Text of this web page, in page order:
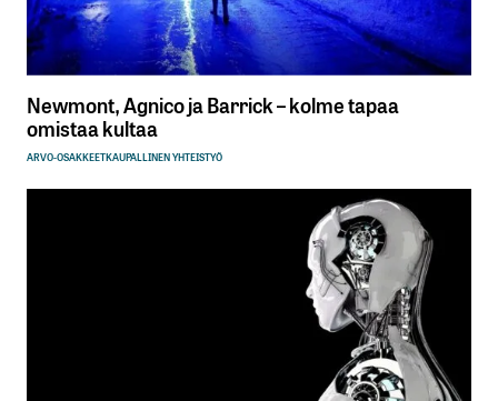
Sähköpostiosoitettasi ei julkaista.Pakolliset
Newmont, Agnico ja Barrick – kolme tapaa
omistaa kultaa
ARVO-OSAKKEETKAUPALLINEN YHTEISTYÖ